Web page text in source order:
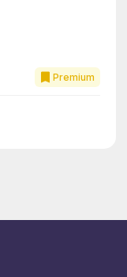
Premium